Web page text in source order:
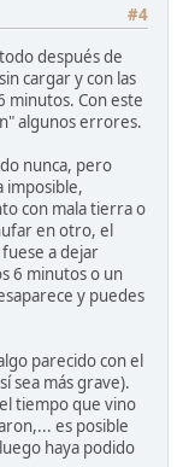
#4
después de
cargar y con las
minutos. Con este
algunos errores.
nunca, pero
imposible,
con mala tierra o
en otro, el
a dejar
6 minutos o un
y puedes
parecido con el
sea más grave).
tiempo que vino
es posible
haya podido